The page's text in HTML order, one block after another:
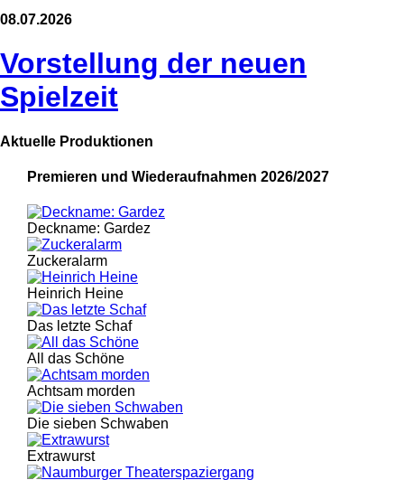
08.07.2026
Vorstellung der neuen
Spielzeit
Aktuelle Produktionen
Premieren und Wiederaufnahmen 2026/2027
Deckname: Gardez
Zuckeralarm
Heinrich Heine
Das letzte Schaf
All das Schöne
Achtsam morden
Die sieben Schwaben
Extrawurst